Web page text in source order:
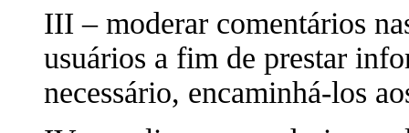
III – moderar comentários
usuários a fim de prestar
necessário, encaminhá-los